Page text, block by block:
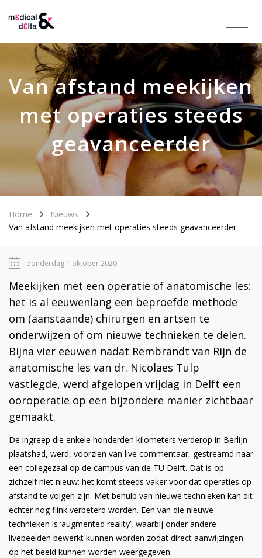
Van afstand meekijken
met operaties steeds
geavanceerder
Home
Nieuws
Van afstand meekijken met operaties steeds geavanceerder
donderdag 1 oktober 2020
Meekijken met een operatie of anatomische les:
het is al eeuwenlang een beproefde methode
om (aanstaande) chirurgen en artsen te
onderwijzen of om nieuwe technieken te delen.
Bijna vier eeuwen nadat Rembrandt van Rijn de
anatomische les van dr. Nicolaes Tulp
vastlegde, werd afgelopen vrijdag in Delft een
ooroperatie op een bijzondere manier zichtbaar
gemaakt.
De ingreep die enkele honderden kilometers verderop in Berlijn
plaatshad, werd, voorzien van live commentaar, gestreamd naar
een collegezaal op de campus van de TU Delft. Dat is op
zichzelf niet nieuw: het komt steeds vaker voor dat operaties op
afstand te volgen zijn. Met behulp van nieuwe technieken kan dit
echter nog flink verbeterd worden. Een van die nieuwe
technieken is ‘augmented reality’, waarbij onder andere
livebeelden bewerkt kunnen worden zodat direct aanwijzingen
op het beeld kunnen worden weergegeven.